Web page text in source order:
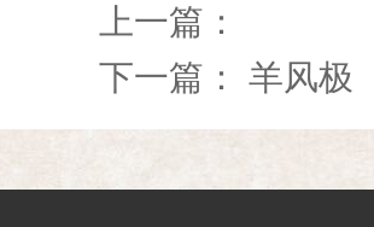
上一篇：
下一篇： 羊风极